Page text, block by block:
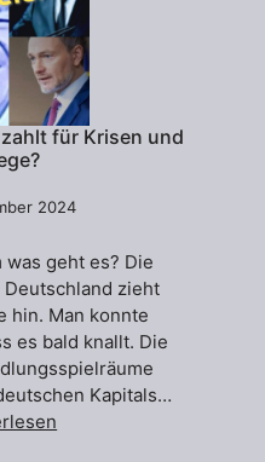
für Krisen und
2024
was geht es? Die
zieht
hin. Man konnte
es bald knallt. Die
Kapitals…